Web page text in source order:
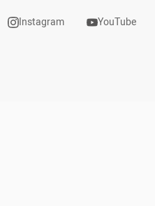
Instagram YouTube